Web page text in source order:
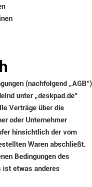
(nachfolgend „AGB“)
unter „deskpad.de“
Verträge über die
oder Unternehmer
hinsichtlich der vom
Waren abschließt.
Bedingungen des
ist etwas anderes